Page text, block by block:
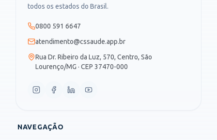
todos os estados do Brasil.
0800 591 6647
atendimento@cssaude.app.br
Rua Dr. Ribeiro da Luz, 570, Centro, São
Lourenço/MG · CEP 37470-000
NAVEGAÇÃO